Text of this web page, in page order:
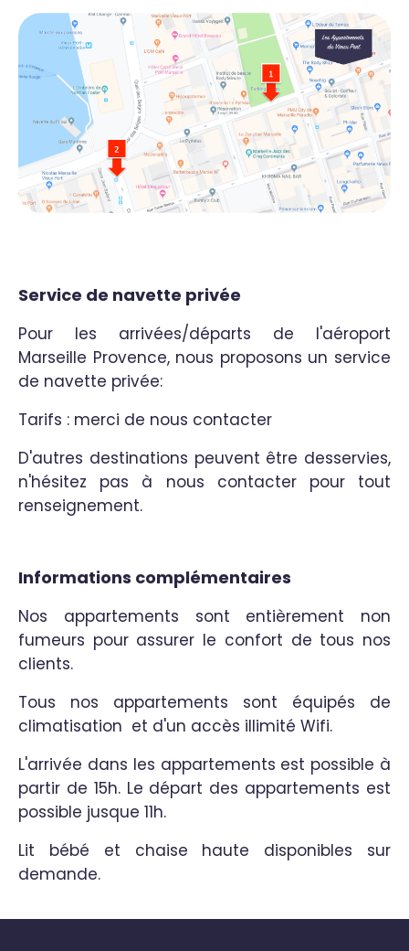
Service de navette privée
Pour les arrivées/départs de l'aéroport
Marseille Provence, nous proposons un service
de navette privée:
Tarifs : merci de nous contacter
D'autres destinations peuvent être desservies,
n'hésitez pas à nous contacter pour tout
renseignement.
Informations complémentaires
Nos appartements sont entièrement non
fumeurs pour assurer le confort de tous nos
clients.
Tous nos appartements sont équipés de
climatisation et d'un accès illimité Wifi.
L'arrivée dans les appartements est possible à
partir de 15h. Le départ des appartements est
possible jusque 11h.
Lit bébé et chaise haute disponibles sur
demande.